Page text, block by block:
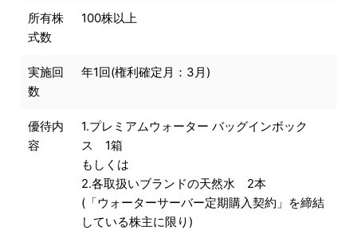
所有株
式数
100株以上
実施回
数
年1回(権利確定月：3月)
優待内
容
1.プレミアムウォーター バッグインボック
ス 1箱
もしくは
2.各取扱いブランドの天然水 2本
(「ウォーターサーバー定期購入契約」を締結
している株主に限り)